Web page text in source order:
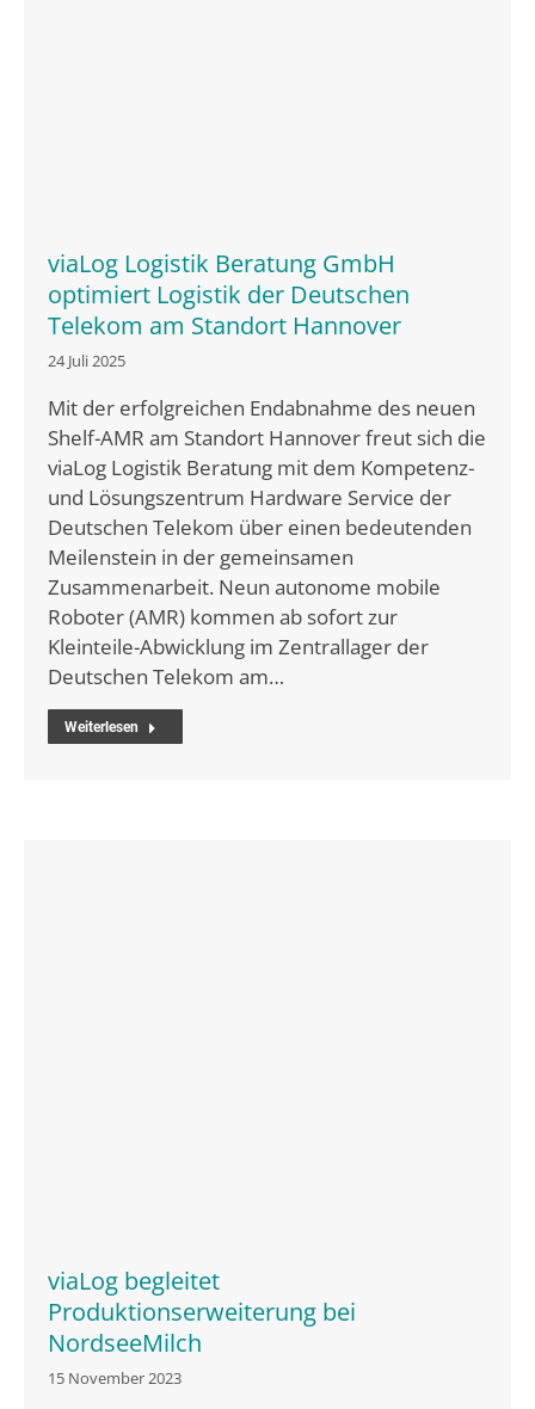
viaLog Logistik Beratung GmbH
optimiert Logistik der Deutschen
Telekom am Standort Hannover
24 Juli 2025
Mit der erfolgreichen Endabnahme des neuen
Shelf-AMR am Standort Hannover freut sich die
viaLog Logistik Beratung mit dem Kompetenz-
und Lösungszentrum Hardware Service der
Deutschen Telekom über einen bedeutenden
Meilenstein in der gemeinsamen
Zusammenarbeit. Neun autonome mobile
Roboter (AMR) kommen ab sofort zur
Kleinteile-Abwicklung im Zentrallager der
Deutschen Telekom am…
Weiterlesen
viaLog begleitet
Produktionserweiterung bei
NordseeMilch
15 November 2023